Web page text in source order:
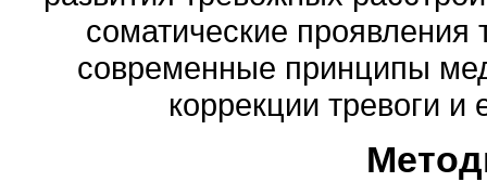
соматические проявления
современные принципы
коррекции тревоги